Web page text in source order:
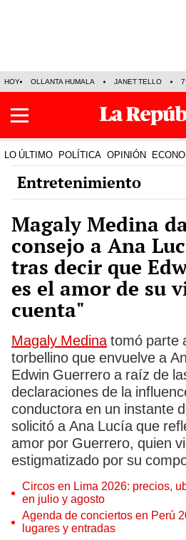
HOY OLLANTA HUMALA JANET TELLO 7
LO ÚLTIMO POLÍTICA OPINIÓN
Entretenimiento
Magaly Medina
consejo a Ana
tras decir que
es el amor de su
cuenta"
Magaly Medinatomó parte
torbellino que envuelve a
Edwin Guerrero a raíz de
declaraciones de la
conductora en un instante
solicitó a Ana Lucía que
amor por Guerrero, quien
estigmatizado por su
Circos en Lima 2026: precios,
en julio y agosto
Agenda de conciertos en Perú
lugares y entradas